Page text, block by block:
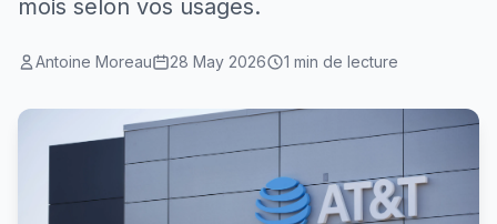
mois selon vos usages.
Antoine Moreau 28 May 2026 1 min de lecture